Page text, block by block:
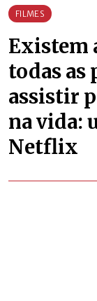
FILMES
Existem
todas as
assistir
na vida:
Netflix